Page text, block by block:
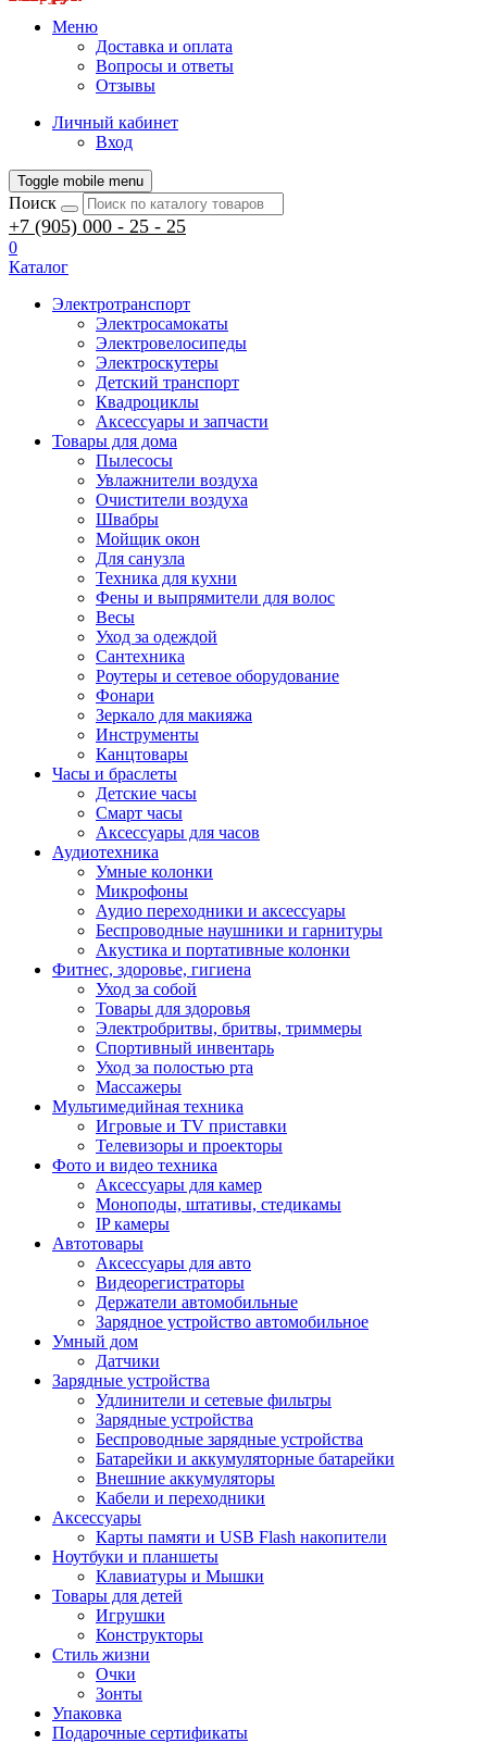
Меню
Доставка и оплата
Вопросы и ответы
Отзывы
Личный кабинет
Вход
Toggle mobile menu
Поиск
+7 (905) 000 - 25 - 25
0
Каталог
Электротранспорт
Электросамокаты
Электровелосипеды
Электроскутеры
Детский транспорт
Квадроциклы
Аксессуары и запчасти
Товары для дома
Пылесосы
Увлажнители воздуха
Очистители воздуха
Швабры
Мойщик окон
Для санузла
Техника для кухни
Фены и выпрямители для волос
Весы
Уход за одеждой
Сантехника
Роутеры и сетевое оборудование
Фонари
Зеркало для макияжа
Инструменты
Канцтовары
Часы и браслеты
Детские часы
Смарт часы
Аксессуары для часов
Аудиотехника
Умные колонки
Микрофоны
Аудио переходники и аксессуары
Беспроводные наушники и гарнитуры
Акустика и портативные колонки
Фитнес, здоровье, гигиена
Уход за собой
Товары для здоровья
Электробритвы, бритвы, триммеры
Спортивный инвентарь
Уход за полостью рта
Массажеры
Мультимедийная техника
Игровые и TV приставки
Телевизоры и проекторы
Фото и видео техника
Аксессуары для камер
Моноподы, штативы, стедикамы
IP камеры
Автотовары
Аксессуары для авто
Видеорегистраторы
Держатели автомобильные
Зарядное устройство автомобильное
Умный дом
Датчики
Зарядные устройства
Удлинители и сетевые фильтры
Зарядные устройства
Беспроводные зарядные устройства
Батарейки и аккумуляторные батарейки
Внешние аккумуляторы
Кабели и переходники
Аксессуары
Карты памяти и USB Flash накопители
Ноутбуки и планшеты
Клавиатуры и Мышки
Товары для детей
Игрушки
Конструкторы
Стиль жизни
Очки
Зонты
Упаковка
Подарочные сертификаты